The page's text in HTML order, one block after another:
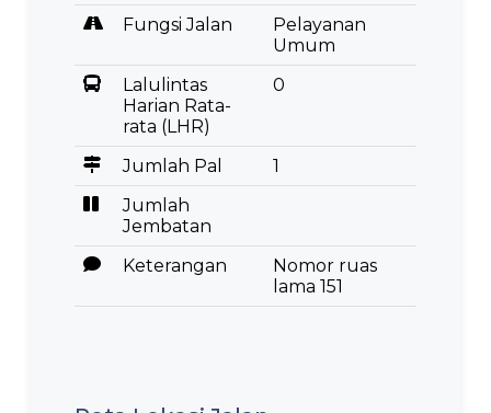
Fungsi Jalan
Pelayanan
Umum
Lalulintas
Harian Rata-
rata (LHR)
0
Jumlah Pal
1
Jumlah
Jembatan
Keterangan
Nomor ruas
lama 151